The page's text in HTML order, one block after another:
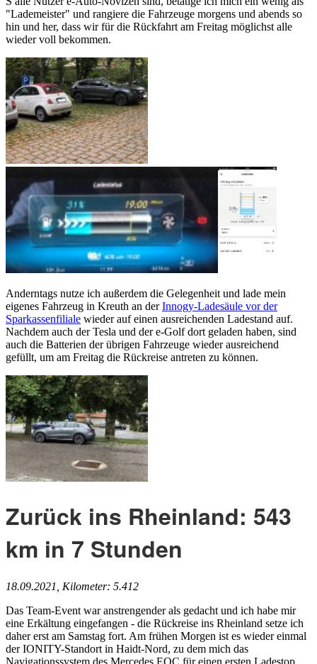
"Lademeister" und rangiere die Fahrzeuge morgens und abends so
hin und her, dass wir für die Rückfahrt am Freitag möglichst alle
wieder voll bekommen.
Anderntags nutze ich außerdem die Gelegenheit und lade mein
eigenes Fahrzeug in Kreuth an derInnogy-Ladesäule vor der
Sparkassenfiliale wieder auf einen ausreichenden Ladestand auf.
Nachdem auch der Tesla und der e-Golf dort geladen haben, sind
auch die Batterien der übrigen Fahrzeuge wieder ausreichend
gefüllt, um am Freitag die Rückreise antreten zu können.
Zurück ins Rheinland: 543
km in 7 Stunden
18.09.2021, Kilometer: 5.412
Das Team-Event war anstrengender als gedacht und ich habe mir
eine Erkältung eingefangen - die Rückreise ins Rheinland setze ich
daher erst am Samstag fort. Am frühen Morgen ist es wieder einmal
der IONITY-Standort in Haidt-Nord, zu dem mich das
Navigationssystem des Mercedes EQC für einen ersten Ladestop